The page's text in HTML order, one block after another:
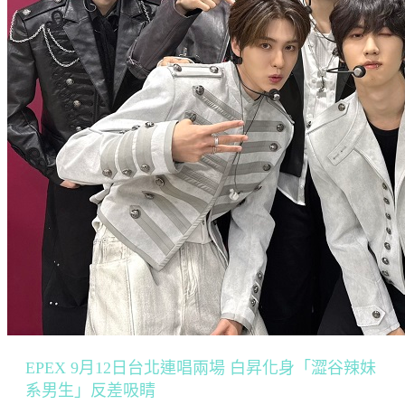
EPEX 9月12日台北連唱兩場 白昇化身「澀谷辣妹
系男生」反差吸睛